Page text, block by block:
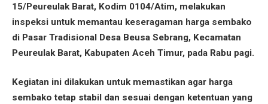
15/Peureulak Barat, Kodim 0104/Atim, melakukan
inspeksi untuk memantau keseragaman harga sembako
di Pasar Tradisional Desa Beusa Sebrang, Kecamatan
Peureulak Barat, Kabupaten Aceh Timur, pada Rabu pagi.
Kegiatan ini dilakukan untuk memastikan agar harga
sembako tetap stabil dan sesuai dengan ketentuan yang